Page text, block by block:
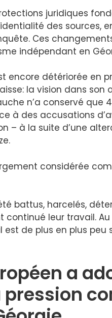
juridiques
des sources,
Ces
indépendant en
encore détériorée en
la vision dans
n’a conservé que
à des accusations
– à la suite d’une
considérée
battus, harcelés,
leur travail. Au
est de plus en plus peu
a